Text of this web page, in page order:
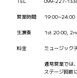
営業時間 19:00~24:00
生演奏 1st 20:00,
料金 ミュージック
通常営業では
ステージ回数